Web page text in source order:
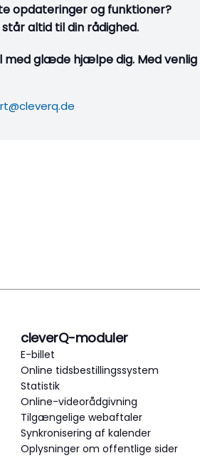
opdateringer og funktioner?
altid til din rådighed.
med glæde hjælpe dig. Med venlig
cleverQ-moduler
E-billet
Online tidsbestillingssystem
Statistik
Online-videorådgivning
Tilgængelige webaftaler
Synkronisering af kalender
Oplysninger om offentlige sider